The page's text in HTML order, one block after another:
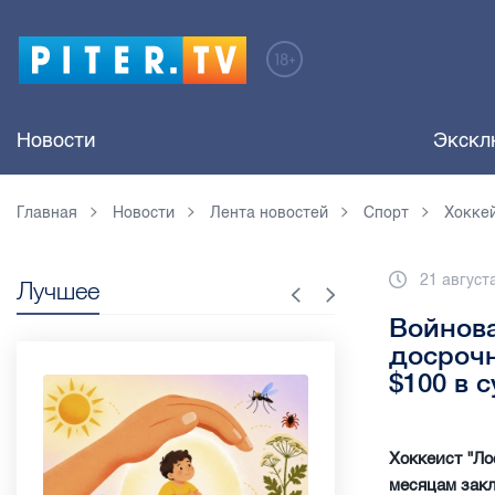
Новости
Главная Новости Лента новостей Спорт
21
$100 в
Хоккеист
месяцам
Лучшее